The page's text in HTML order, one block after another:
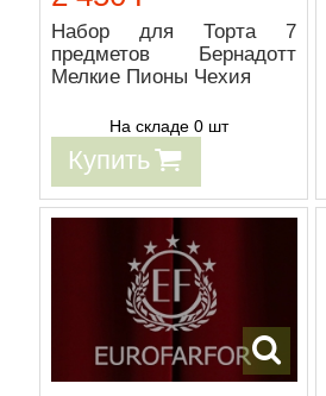
Набор для Торта 7
предметов Бернадотт
Мелкие Пионы Чехия
На складе 0 шт
Купить